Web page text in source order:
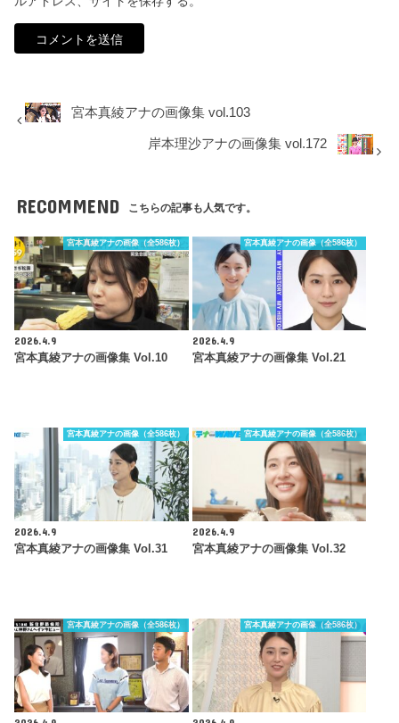
宮本真綾アナの画像集 vol.103
岸本理沙アナの画像集 vol.172
RECOMMEND こちらの記事も人気です。
宮本真綾アナの画像（全586枚）
2026.4.9
宮本真綾アナの画像集 Vol.10
宮本真綾アナの画像（全586枚）
2026.4.9
宮本真綾アナの画像集 Vol.21
宮本真綾アナの画像（全586枚）
2026.4.9
宮本真綾アナの画像集 Vol.31
宮本真綾アナの画像（全586枚）
2026.4.9
宮本真綾アナの画像集 Vol.32
宮本真綾アナの画像（全586枚） 宮本真綾アナの画像（全586枚）